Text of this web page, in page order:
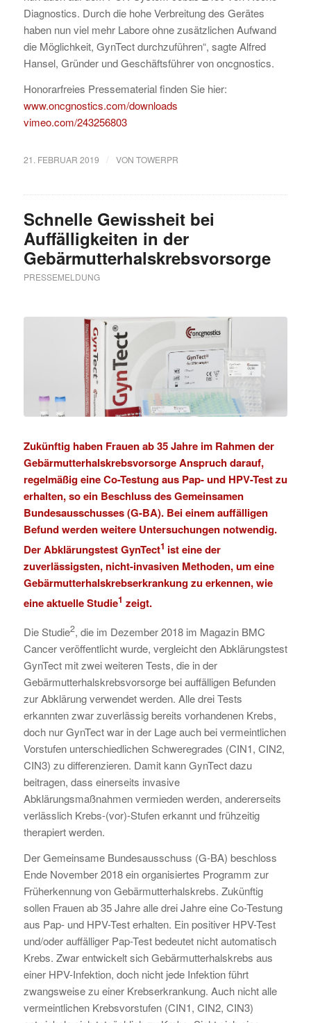
Diagnostics. Durch die hohe Verbreitung des Gerätes
haben nun viel mehr Labore ohne zusätzlichen Aufwand
die Möglichkeit, GynTect durchzuführen“, sagte Alfred
Hansel, Gründer und Geschäftsführer von oncgnostics.
Honorarfreies Pressematerial finden Sie hier:
www.oncgnostics.com/downloads
vimeo.com/243256803
21. FEBRUAR 2019 / VON TOWERPR
Schnelle Gewissheit bei
Auffälligkeiten in der
Gebärmutterhalskrebsvorsorge
PRESSEMELDUNG
Zukünftig haben Frauen ab 35 Jahre im Rahmen der
Gebärmutterhalskrebsvorsorge Anspruch darauf,
regelmäßig eineCo-Testung aus Pap- und HPV-Testzu
erhalten, so ein Beschluss des Gemeinsamen
Bundesausschusses (G-BA). Bei einem auffälligen
Befund werden weitere Untersuchungen notwendig.
Der Abklärungstest GynTect1 ist eine der
zuverlässigsten, nicht-invasiven Methoden, um eine
Gebärmutterhalskrebserkrankung zu erkennen, wie
eine aktuelle Studie1 zeigt.
Die Studie2, die im Dezember 2018 im Magazin BMC
Cancer veröffentlicht wurde, vergleicht den Abklärungstest
GynTect mit zwei weiteren Tests, die in der
Gebärmutterhalskrebsvorsorge bei auffälligen Befunden
zur Abklärung verwendet werden. Alle drei Tests
erkannten zwar zuverlässig bereits vorhandenen Krebs,
doch nur GynTect war in der Lage auch bei vermeintlichen
Vorstufen unterschiedlichen Schweregrades (CIN1, CIN2,
CIN3) zu differenzieren. Damit kann GynTect dazu
beitragen, dass einerseits invasive
Abklärungsmaßnahmen vermieden werden, andererseits
verlässlich Krebs-(vor)-Stufen erkannt und frühzeitig
therapiert werden.
Der Gemeinsame Bundesausschuss (G-BA) beschloss
Ende November 2018 ein organisiertes Programm zur
Früherkennung von Gebärmutterhalskrebs. Zukünftig
sollen Frauen ab 35 Jahre alle drei Jahre eine Co-Testung
aus Pap- und HPV-Test erhalten. Ein positiver HPV-Test
und/oder auffälliger Pap-Test bedeutet nicht automatisch
Krebs. Zwar entwickelt sich Gebärmutterhalskrebs aus
einer HPV-Infektion, doch nicht jede Infektion führt
zwangsweise zu einer Krebserkrankung. Auch nicht alle
vermeintlichen Krebsvorstufen (CIN1, CIN2, CIN3)